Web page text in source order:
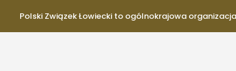
Polski Związek Łowiecki to ogólnokrajowa